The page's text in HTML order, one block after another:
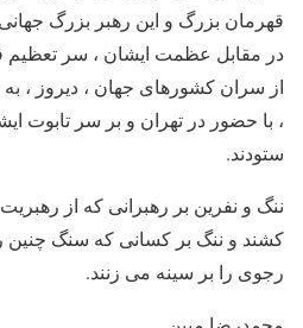
قهرمان بزرگ و این رهبر بزرگ
در مقابل عظمت ایشان ، سر تعظیم
از سران کشورهای جهان ، دیروز ،
، با حضور در تهران و بر سر تابوت
ستودند.
ننگ و نفرین بر رهبرانی که از
کشند و ننگ بر کسانی که سنگ چنین
رجوی را بر سینه می زنند.